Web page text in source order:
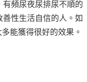
頻尿夜尿排尿不順的
性生活自信的人。如
多能獲得很好的效果。